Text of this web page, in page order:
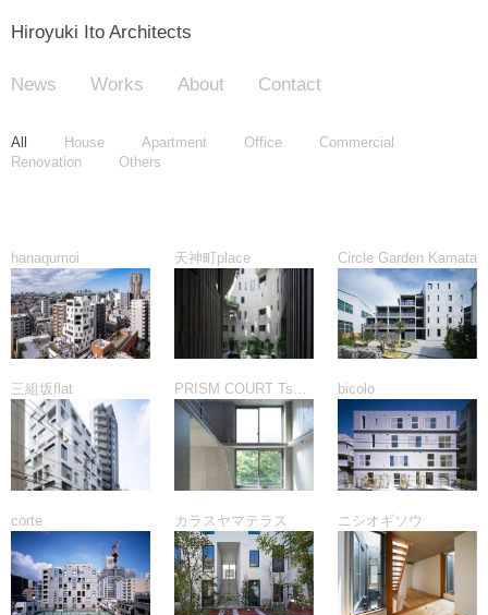
Hiroyuki Ito Architects
News Works About Contact
All House Apartment Office
Commercial
Renovation
Others
hanaqumoi 天神町place Circle Garden Kamata
三組坂flat PRISM COURT Tsukishima bicolo
corte カラスヤマテラス ニシオギソウ